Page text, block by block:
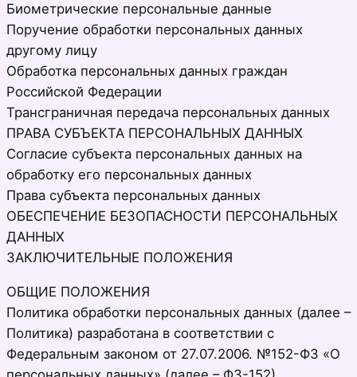
Биометрические персональные данные
Поручение обработки персональных данных
другому лицу
Обработка персональных данных граждан
Российской Федерации
Трансграничная передача персональных данных
ПРАВА СУБЪЕКТА ПЕРСОНАЛЬНЫХ ДАННЫХ
Согласие субъекта персональных данных на
обработку его персональных данных
Права субъекта персональных данных
ОБЕСПЕЧЕНИЕ БЕЗОПАСНОСТИ ПЕРСОНАЛЬНЫХ
ДАННЫХ
ЗАКЛЮЧИТЕЛЬНЫЕ ПОЛОЖЕНИЯ
ОБЩИЕ ПОЛОЖЕНИЯ
Политика обработки персональных данных (далее –
Политика) разработана в соответствии с
Федеральным законом от 27.07.2006. №152-ФЗ «О